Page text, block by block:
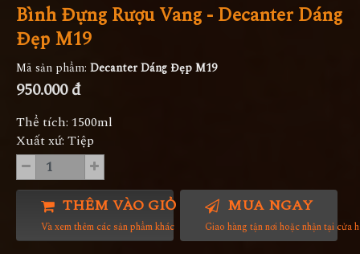
Bình Đựng Rượu Vang - Decanter Dáng
Đẹp M19
Mã sản phẩm: Decanter Dáng Đẹp M19
950.000 đ
Thể tích: 1500ml
Xuất xứ: Tiệp
THÊM VÀO GIỎ HÀNG
Và xem thêm các sản phẩm khác
MUA NGAY
Giao hàng tận nơi hoặc nhận tại cửa